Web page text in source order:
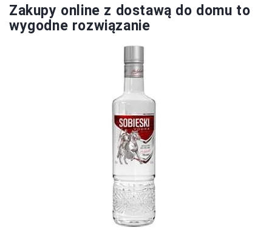
Zakupy online z dostawą do domu to
wygodne rozwiązanie